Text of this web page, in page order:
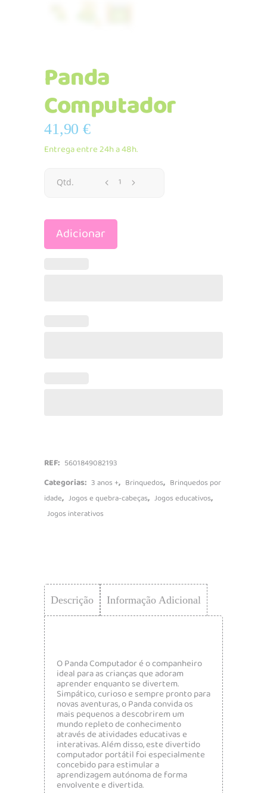
Panda
Computador
41,90€
Entrega entre 24h a 48h.
Panda
quantidade
Qtd.
Adicionar
REF: 5601849082193
Categorias: 3 anos +, Brinquedos, Brinquedos por
idade, Jogos e quebra-cabeças, Jogos educativos,
Jogos interativos
Descrição Informação Adicional
O Panda Computador é o companheiro
ideal para as crianças que adoram
aprender enquanto se divertem.
Simpático, curioso e sempre pronto para
novas aventuras, o Panda convida os
mais pequenos a descobrirem um
mundo repleto de conhecimento
através de atividades educativas e
interativas. Além disso, este divertido
computador portátil foi especialmente
concebido para estimular a
aprendizagem autónoma de forma
envolvente e divertida.